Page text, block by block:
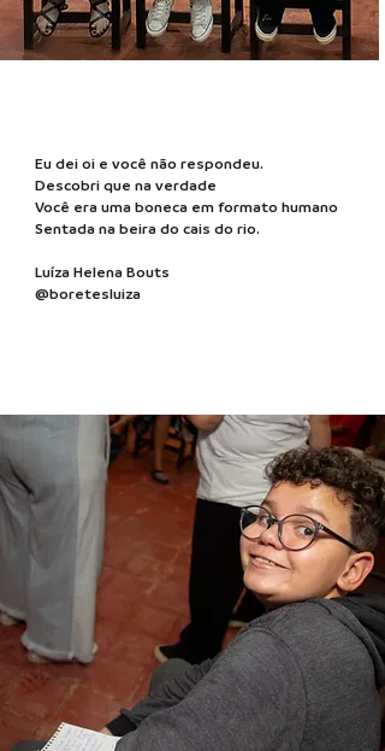
Eu dei oi e você não respondeu.
Descobri que na verdade
Você era uma boneca em formato humano
Sentada na beira do cais do rio.
Luíza Helena Bouts
@boretesluiza